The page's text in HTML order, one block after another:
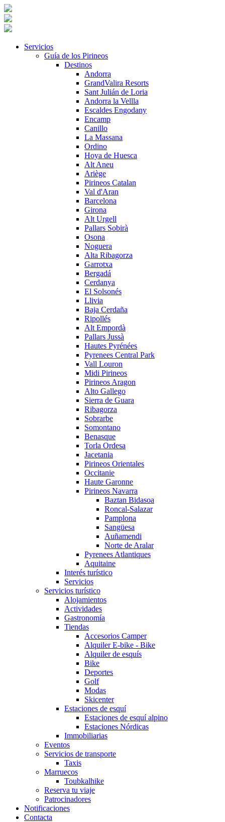
Servicios
Guía de los Pirineos
Destinos
Andorra
GrandValira Resorts
Sant Julián de Loria
Andorra la Vellla
Escaldes Engodany
Encamp
Canillo
La Massana
Ordino
Hoya de Huesca
Alt Aneu
Ariège
Pirineos Catalan
Val d'Aran
Barcelona
Girona
Alt Urgell
Pallars Sobirà
Osona
Noguera
Alta Ribagorza
Garrotxa
Bergadá
Cerdanya
El Solsonés
Llivia
Baja Cerdaña
Ripollés
Alt Empordà
Pallars Jussà
Hautes Pyrénées
Pyrenees Central Park
Vall Louron
Midi Pirineos
Pirineos Aragon
Alto Gallego
Sierra de Guara
Ribagorza
Sobrarbe
Somontano
Benasque
Torla Ordesa
Jacetania
Pirineos Orientales
Occitanie
Haute Garonne
Pirineos Navarra
Baztan Bidasoa
Roncal-Salazar
Pamplona
Sangüesa
Auñamendi
Norte de Aralar
Pyrenees Atlantiques
Aquitaine
Interés turístico
Servicios
Servicios turístico
Alojamientos
Actividades
Gastronomía
Tiendas
Accesorios Camper
Alquiler E-bike - Bike
Alquiler de esquís
Bike
Deportes
Golf
Modas
Skicenter
Estaciones de esquí
Estaciones de esquí alpino
Estaciones Nórdicas
Immobiliarias
Eventos
Servicios de transporte
Taxis
Marruecos
Toubkalhike
Reserva tu viaje
Patrocinadores
Notificaciones
Contacta